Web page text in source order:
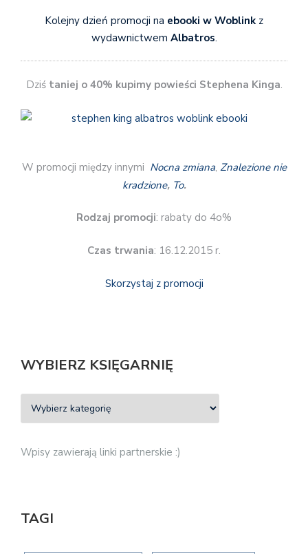
Kolejny dzień promocji na ebooki w Woblink z
wydawnictwem Albatros.
Dziś taniej o 40% kupimy powieści Stephena Kinga.
W promocji między innymi Nocna zmiana, Znalezione nie
kradzione, To.
Rodzaj promocji: rabaty do 4o%
Czas trwania: 16.12.2015 r.
Skorzystaj z promocji
WYBIERZ KSIĘGARNIĘ
Wpisy zawierają linki partnerskie :)
TAGI